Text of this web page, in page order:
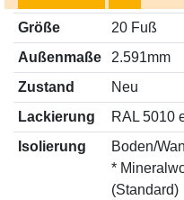
Größe
20 Fuß
Außenmaße
2.591mm
Zustand
Neu
Lackierung
RAL 5010
Isolierung
Boden/
*
(Standard)